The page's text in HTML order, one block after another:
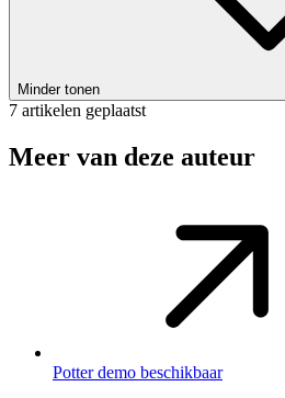
Minder tonen
7 artikelen geplaatst
Meer van deze auteur
Potter demo beschikbaar